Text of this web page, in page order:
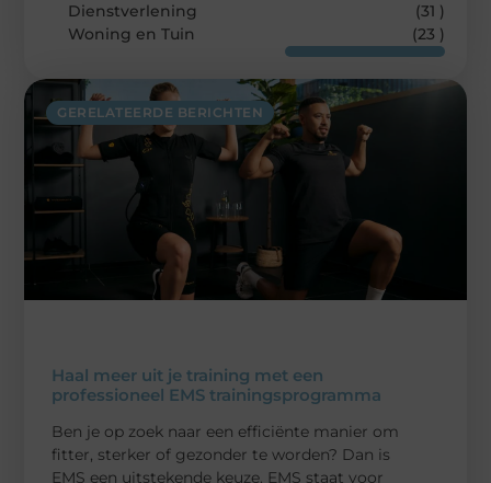
GERELATEERDE BERICHTEN
Haal meer uit je training met een
professioneel EMS trainingsprogramma
Ben je op zoek naar een efficiënte manier om
fitter, sterker of gezonder te worden? Dan is
EMS een uitstekende keuze. EMS staat voor
Dienstverlening
(31 )
Woning en Tuin
(23 )